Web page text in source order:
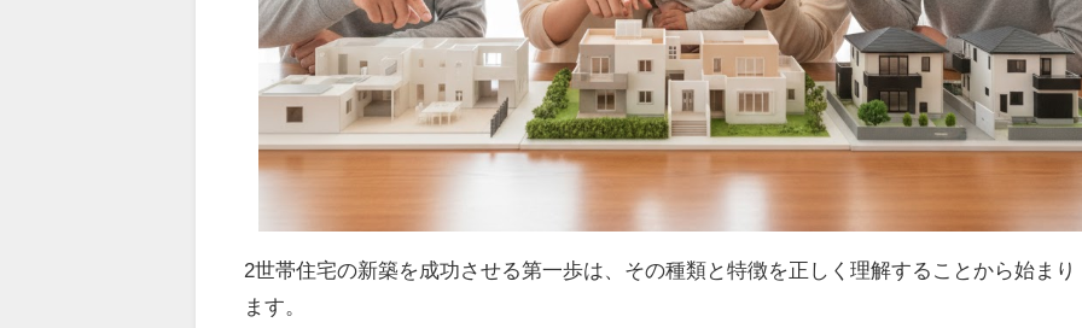
2世帯住宅の新築を成功させる第一歩は、その種類と特徴を正しく理解することから始まり
ます。